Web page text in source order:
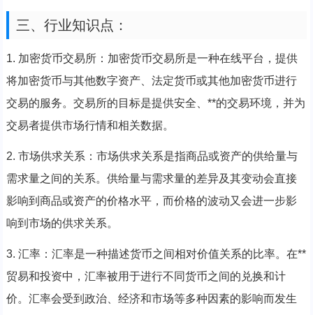
三、行业知识点：
1. 加密货币交易所：加密货币交易所是一种在线平台，提供
将加密货币与其他数字资产、法定货币或其他加密货币进行
交易的服务。交易所的目标是提供安全、**的交易环境，并为
交易者提供市场行情和相关数据。
2. 市场供求关系：市场供求关系是指商品或资产的供给量与
需求量之间的关系。供给量与需求量的差异及其变动会直接
影响到商品或资产的价格水平，而价格的波动又会进一步影
响到市场的供求关系。
3. 汇率：汇率是一种描述货币之间相对价值关系的比率。在**
贸易和投资中，汇率被用于进行不同货币之间的兑换和计
价。汇率会受到政治、经济和市场等多种因素的影响而发生